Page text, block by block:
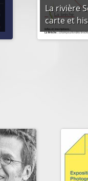
La rivière
carte et